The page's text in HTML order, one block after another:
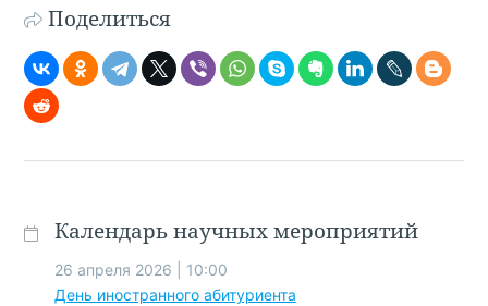
Поделиться
Календарь научных мероприятий
26 апреля 2026 | 10:00
День иностранного абитуриента